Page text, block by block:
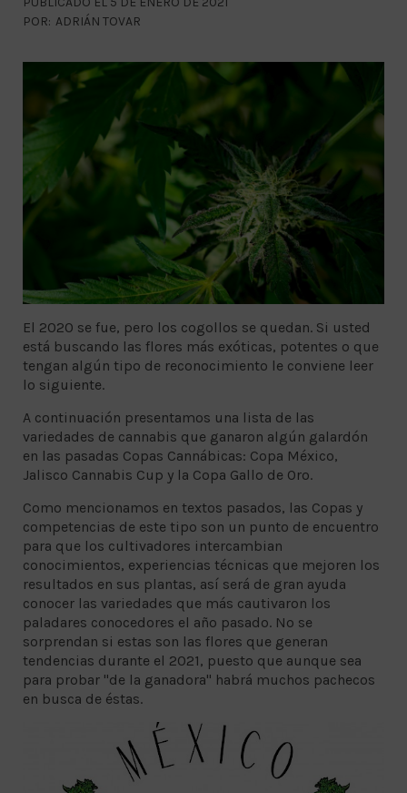
POR: ADRIÁN TOVAR
El 2020 se fue, pero los cogollos se quedan. Si usted
está buscando las flores más exóticas, potentes o que
tengan algún tipo de reconocimiento le conviene leer
lo siguiente.
A continuación presentamos una lista de las
variedades de cannabis que ganaron algún galardón
en las pasadas Copas Cannábicas: Copa México,
Jalisco Cannabis Cup y la Copa Gallo de Oro.
Como mencionamos en textos pasados, las Copas y
competencias de este tipo son un punto de encuentro
para que los cultivadores intercambian
conocimientos, experiencias técnicas que mejoren los
resultados en sus plantas, así será de gran ayuda
conocer las variedades que más cautivaron los
paladares conocedores el año pasado. No se
sorprendan si estas son las flores que generan
tendencias durante el 2021, puesto que aunque sea
para probar "de la ganadora" habrá muchos pachecos
en busca de éstas.